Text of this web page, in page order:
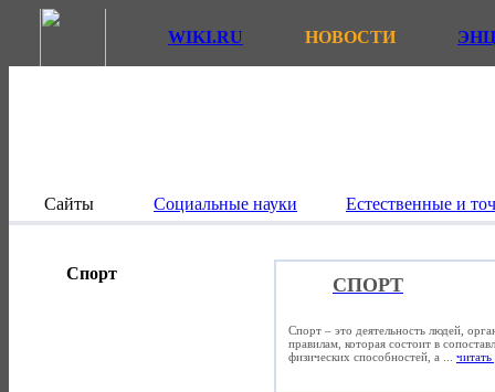
WIKI.RU НОВОСТИ
Сайты Социальные науки Естественные и
Спорт
СПОРТ
Спорт – это деятельность людей,
правилам, которая состоит в
физических способностей, а ... читать